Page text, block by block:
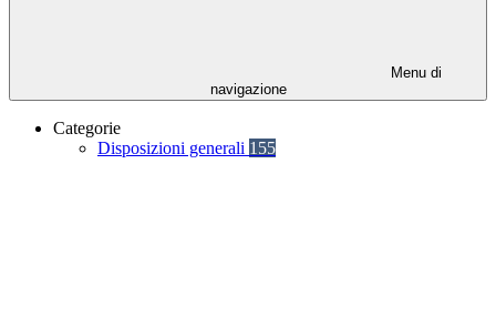
Menu di
navigazione
Categorie
Disposizioni generali 155